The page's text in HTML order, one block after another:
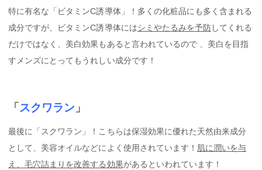
特に有名な「ビタミンC誘導体」！多くの化粧品にも多く含まれる
成分ですが、ビタミンC誘導体にはシミやたるみを予防してくれる
だけではなく、美白効果もあると言われているので 、美白を目指
すメンズにとってもうれしい成分です！
「 スクワラン 」
最後に「スクワラン」！こちらは保湿効果に優れた天然由来成分
として、美容オイルなどによく使用されています！ 肌に潤いを与
え、毛穴詰まりを改善する効果があるといわれています！